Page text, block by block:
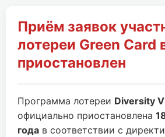
Приём заявок
лотереи Green Card
приостановлен
Программа лотереи Diversity
официально приостановлена
года в соответствии с